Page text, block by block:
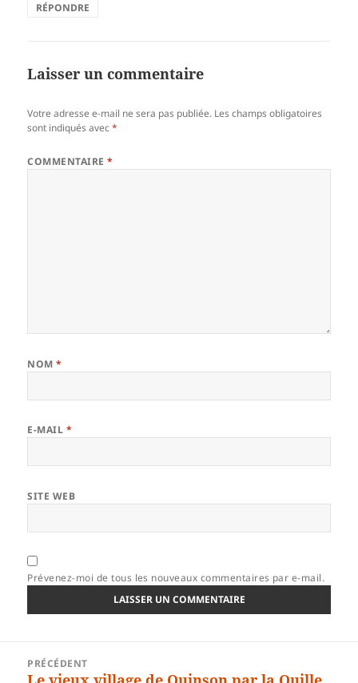
RÉPONDRE
Laisser un commentaire
Votre adresse e-mail ne sera pas publiée. Les champs obligatoires
sont indiqués avec*
COMMENTAIRE*
NOM*
E-MAIL *
SITE WEB
Prévenez-moi de tous les nouveaux commentaires par e-mail.
PRÉCÉDENT